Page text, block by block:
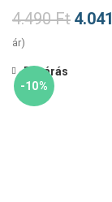
4.490Ft 4.041
ár)
-10%
Bezárás